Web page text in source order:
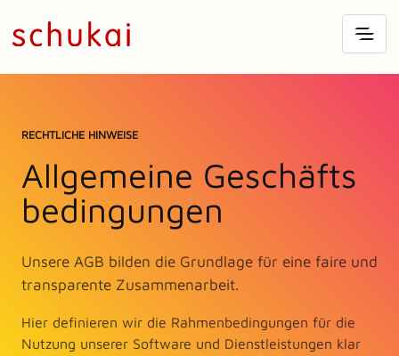
RECHTLICHE HINWEISE
Allgemeine Geschäfts
bedingungen
Unsere AGB bilden die Grundlage für eine faire und
transparente Zusammenarbeit.
Hier definieren wir die Rahmenbedingungen für die
Nutzung unserer Software und Dienstleistungen klar